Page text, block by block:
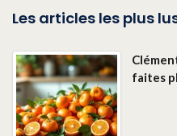
Les articles les plus
faites